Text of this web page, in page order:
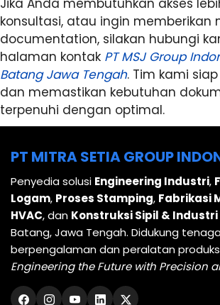
Jika Anda membutuhkan akses
konsultasi, atau ingin memberikan
documentation, silakan hubungi
halaman kontak PT MSJ Group
Batang Jawa Tengah. Tim kami
dan memastikan kebutuhan
terpenuhi dengan optimal.
PT MITRA SETIA GROUP
Penyedia solusi Engineering Industri,
Logam, Proses Stamping, Fabrikasi
HVAC, dan Konstruksi Sipil & Industri
Batang, Jawa Tengah. Didukung
berpengalaman dan peralatan
Engineering the Future with Precision